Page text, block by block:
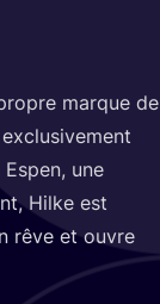
marque de
une
Hilke est
rêve et ouvre